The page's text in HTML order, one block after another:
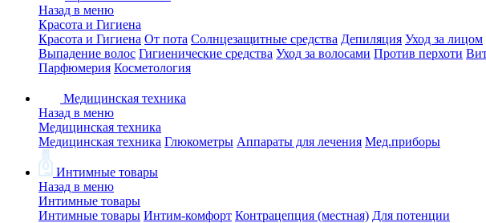
Назад в меню
Красота и Гигиена
Красота и Гигиена От пота Солнцезащитные средства Депиляция Уход за лицом
Выпадение волос Гигиенические средства Уход за волосами Против перхоти
Парфюмерия Косметология
Медицинская техника
Назад в меню
Медицинская техника
Медицинская техника Глюкометры Аппараты для лечения Мед.приборы
Интимные товары
Назад в меню
Интимные товары
Интимные товары Интим-комфорт Контрацепция (местная) Для потенции